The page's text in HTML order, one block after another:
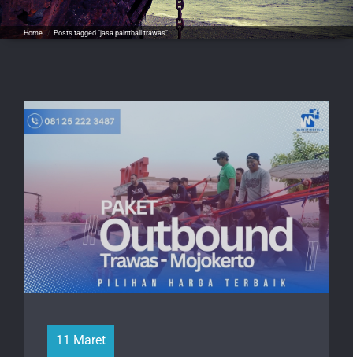
Home / Posts tagged "jasa paintball trawas"
11 Maret